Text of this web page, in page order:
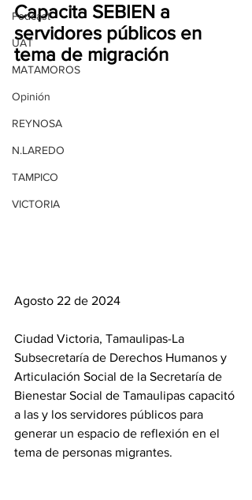
Podcast
UAT
MATAMOROS
Opinión
REYNOSA
N.LAREDO
TAMPICO
VICTORIA
Capacita SEBIEN a
servidores públicos en
tema de migración
Agosto 22 de 2024
Ciudad Victoria, Tamaulipas-La
Subsecretaría de Derechos Humanos y
Articulación Social de la Secretaría de
Bienestar Social de Tamaulipas capacitó
a las y los servidores públicos para
generar un espacio de reflexión en el
tema de personas migrantes.